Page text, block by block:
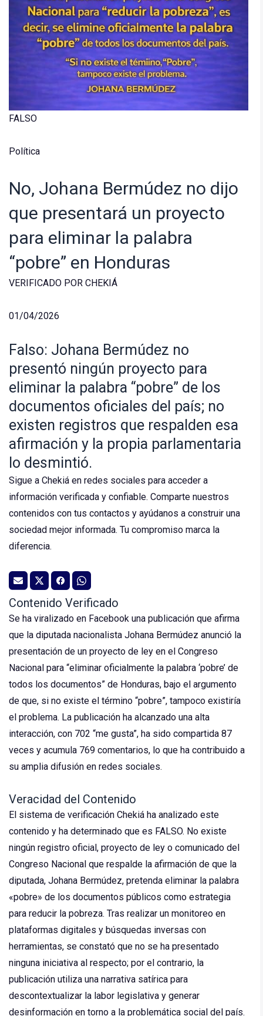
FALSO
Política
No, Johana Bermúdez no dijo
que presentará un proyecto
para eliminar la palabra
“pobre” en Honduras
VERIFICADO POR CHEKIÁ
01/04/2026
Falso: Johana Bermúdez no
presentó ningún proyecto para
eliminar la palabra “pobre” de los
documentos oficiales del país; no
existen registros que respalden esa
afirmación y la propia parlamentaria
lo desmintió.
Sigue a Chekiá en redes sociales para acceder a
información verificada y confiable. Comparte nuestros
contenidos con tus contactos y ayúdanos a construir una
sociedad mejor informada. Tu compromiso marca la
diferencia.
Contenido Verificado
Se ha viralizado en Facebook una publicación que afirma
que la diputada nacionalista Johana Bermúdez anunció la
presentación de un proyecto de ley en el Congreso
Nacional para “eliminar oficialmente la palabra ‘pobre’ de
todos los documentos” de Honduras, bajo el argumento
de que, si no existe el término “pobre”, tampoco existiría
el problema. La publicación ha alcanzado una alta
interacción, con 702 “me gusta”, ha sido compartida 87
veces y acumula 769 comentarios, lo que ha contribuido a
su amplia difusión en redes sociales.
Veracidad del Contenido
​El sistema de verificación Chekiá ha analizado este
contenido y ha determinado que es FALSO. No existe
ningún registro oficial, proyecto de ley o comunicado del
Congreso Nacional que respalde la afirmación de que la
diputada, Johana Bermúdez, pretenda eliminar la palabra
«pobre» de los documentos públicos como estrategia
para reducir la pobreza. Tras realizar un monitoreo en
plataformas digitales y búsquedas inversas con
herramientas, se constató que no se ha presentado
ninguna iniciativa al respecto; por el contrario, la
publicación utiliza una narrativa satírica para
descontextualizar la labor legislativa y generar
desinformación en torno a la problemática social del país.